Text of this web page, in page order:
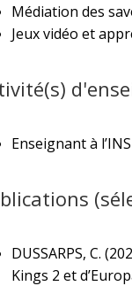
Médiation des
Jeux vidéo et
Enseignant à
DUSSARPS, C.
Kings 2 et